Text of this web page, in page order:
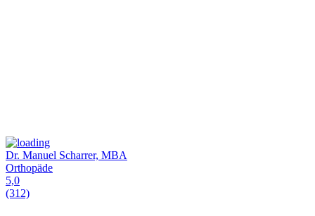
Dr. Manuel Scharrer, MBA
Orthopäde
5,0
(312)